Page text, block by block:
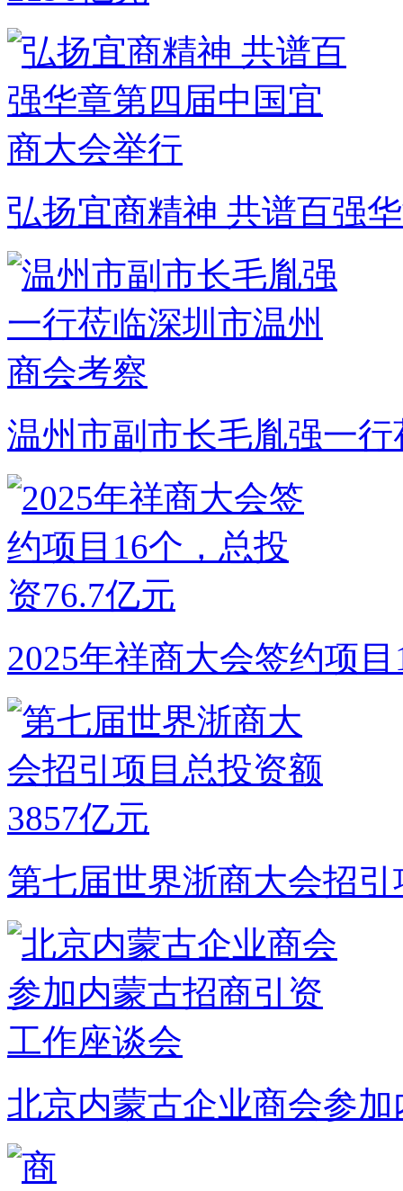
弘扬宜商精神 共谱百强
温州市副市长毛胤强一
2025年祥商大会签约项
第七届世界浙商大会招
北京内蒙古企业商会参